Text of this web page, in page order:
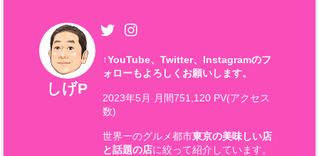
しげP
↑YouTube、Twitter、Instagramのフ
ォローもよろしくお願いします。
2023年5月 月間751,120 PV(アクセス
数)
世界一のグルメ都市東京の美味しい店
と話題の店に絞って紹介しています。